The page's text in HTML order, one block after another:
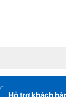
Hỗ trợ khách